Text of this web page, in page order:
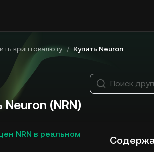
криптовалюту / Купить Neuron
Neuron (NRN)
NRN в реальном
Поиск